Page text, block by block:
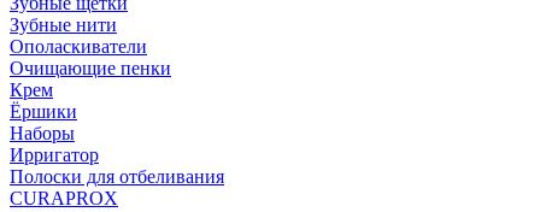
Зубные нити
Ополаскиватели
Очищающие пенки
Крем
Ёршики
Наборы
Ирригатор
Полоски для отбеливания
CURAPROX